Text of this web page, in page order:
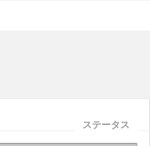
ステータス